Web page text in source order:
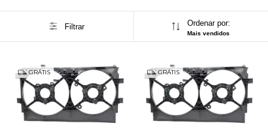
Filtrar Ordenar por:
Mais vendidos
GRÁTIS GRÁTIS